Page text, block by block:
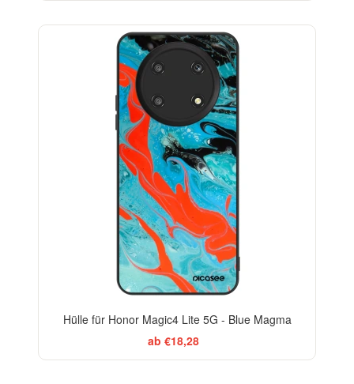
Hülle für Honor Magic4 Lite 5G - Blue Magma
ab €18,28